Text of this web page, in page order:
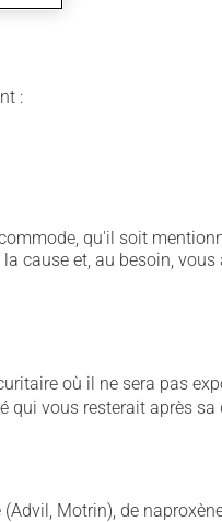
:
qu'il soit
cause et, au besoin, vous
où il ne sera pas
qui vous resterait après sa
Motrin), de